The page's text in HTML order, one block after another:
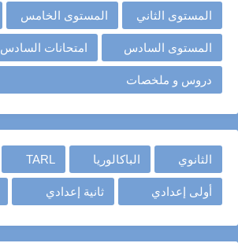
المستوى الثاني المستوى الخامس
المستوى السادس امتحانات السادس
دروس و ملخصات
الثانوي الباكالوريا TARL
أولى إعدادي ثانية إعدادي